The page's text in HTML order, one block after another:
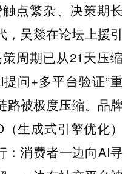
点繁杂、决策期长
，吴燚在论坛上援引
周期已从21天压缩
问+多平台验证”重
路被极度压缩。品牌
生成式引擎优化）
：消费者一边向AI寻